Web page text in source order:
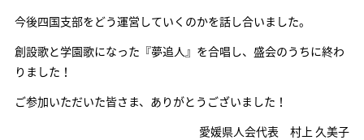
今後四国支部をどう運営していくのかを話し合いました。
創設歌と学園歌になった『夢追人』を合唱し、盛会のうちに終わ
りました！
ご参加いただいた皆さま、ありがとうございました！
愛媛県人会代表 村上 久美子